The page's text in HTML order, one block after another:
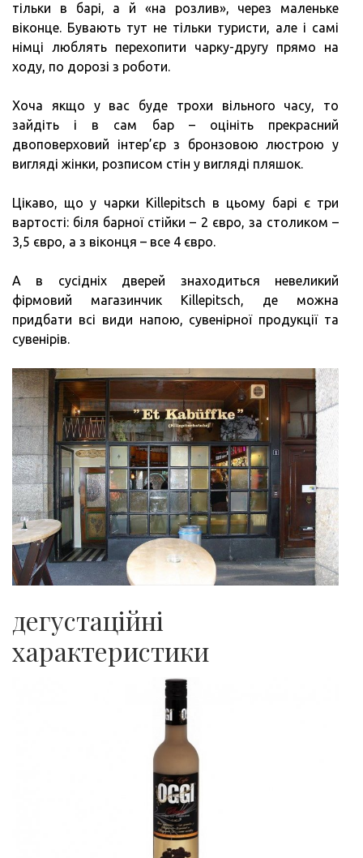
тільки в барі, а й «на розлив», через маленьке
віконце. Бувають тут не тільки туристи, але і самі
німці люблять перехопити чарку-другу прямо на
ходу, по дорозі з роботи.
Хоча якщо у вас буде трохи вільного часу, то
зайдіть і в сам бар – оцініть прекрасний
двоповерховий інтер’єр з бронзовою люстрою у
вигляді жінки, розписом стін у вигляді пляшок.
Цікаво, що у чарки Killepitsch в цьому барі є три
вартості: біля барної стійки – 2 євро, за столиком –
3,5 євро, а з віконця – все 4 євро.
А в сусідніх дверей знаходиться невеликий
фірмовий магазинчик Killepitsch, де можна
придбати всі види напою, сувенірної продукції та
сувенірів.
дегустаційні
характеристики